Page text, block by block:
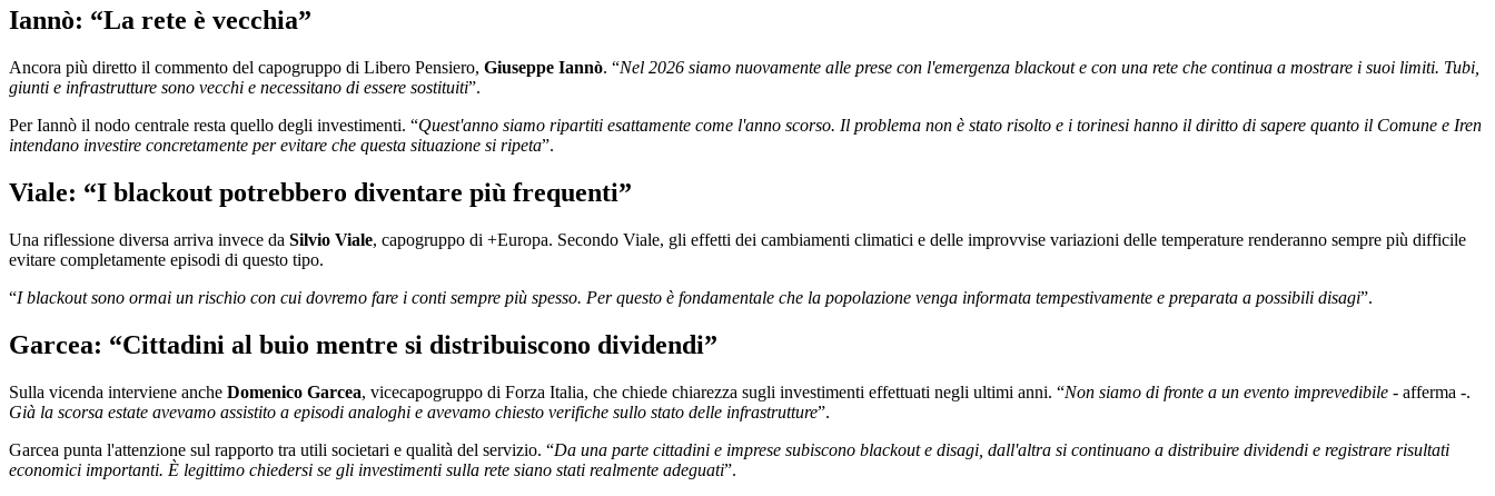
Iannò: “La rete è vecchia”
Ancora più diretto il commento del capogruppo di Libero Pensiero, Giuseppe Iannò. “Nel 2026 siamo nuovamente alle prese con l'emergenza blackout e con una rete che continua a mostrare i suoi limiti. Tubi,
giunti e infrastrutture sono vecchi e necessitano di essere sostituiti”.
Per Iannò il nodo centrale resta quello degli investimenti. “Quest'anno siamo ripartiti esattamente come l'anno scorso. Il problema non è stato risolto e i torinesi hanno il diritto di sapere quanto il Comune e Iren
intendano investire concretamente per evitare che questa situazione si ripeta”.
Viale: “I blackout potrebbero diventare più frequenti”
Una riflessione diversa arriva invece da Silvio Viale, capogruppo di +Europa. Secondo Viale, gli effetti dei cambiamenti climatici e delle improvvise variazioni delle temperature renderanno sempre più difficile
evitare completamente episodi di questo tipo.
“I blackout sono ormai un rischio con cui dovremo fare i conti sempre più spesso. Per questo è fondamentale che la popolazione venga informata tempestivamente e preparata a possibili disagi”.
Garcea: “Cittadini al buio mentre si distribuiscono dividendi”
Sulla vicenda interviene anche Domenico Garcea, vicecapogruppo di Forza Italia, che chiede chiarezza sugli investimenti effettuati negli ultimi anni. “Non siamo di fronte a un evento imprevedibile - afferma -.
Già la scorsa estate avevamo assistito a episodi analoghi e avevamo chiesto verifiche sullo stato delle infrastrutture”.
Garcea punta l'attenzione sul rapporto tra utili societari e qualità del servizio. “Da una parte cittadini e imprese subiscono blackout e disagi, dall'altra si continuano a distribuire dividendi e registrare risultati
economici importanti. È legittimo chiedersi se gli investimenti sulla rete siano stati realmente adeguati”.